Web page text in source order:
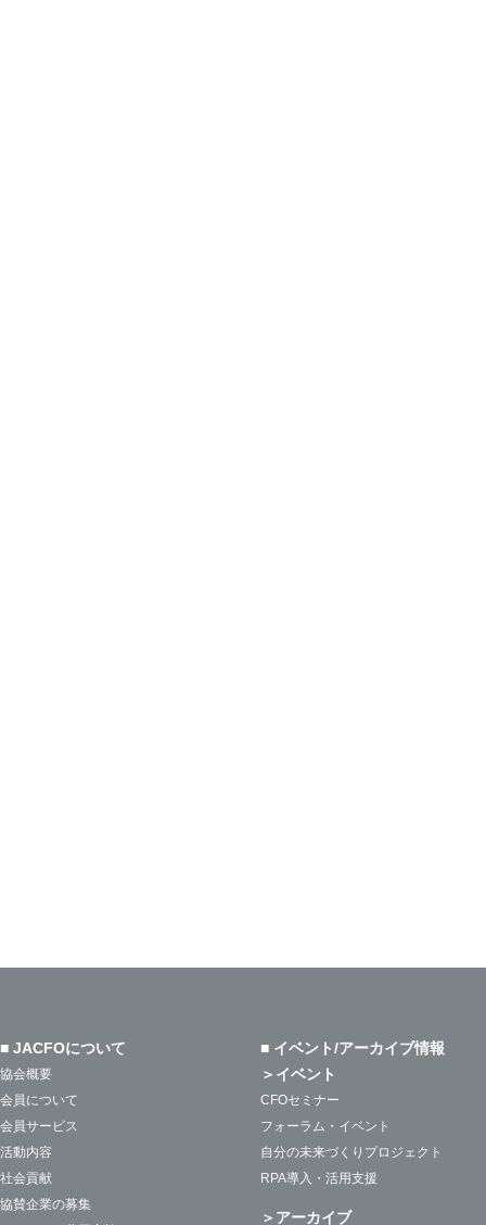
■ JACFOについて
協会概要
会員について
会員サービス
活動内容
社会貢献
協賛企業の募集
■ イベント/アーカイブ情報
＞イベント
CFOセミナー
フォーラム・イベント
自分の未来づくりプロジェクト
RPA導入・活用支援
＞アーカイブ